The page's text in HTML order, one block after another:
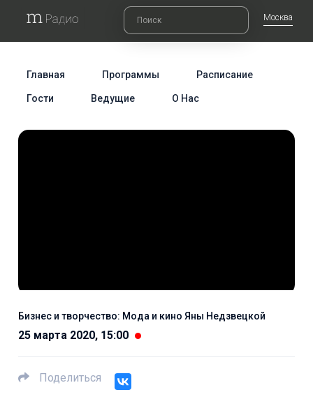
Москва
Главная Программы Расписание
Гости Ведущие О Нас
Бизнес и творчество: Мода и кино Яны Недзвецкой
25 марта 2020, 15:00
Поделиться